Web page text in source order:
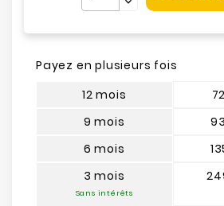
Payez en plusieurs fois
12 mois
9 mois
6 mois
3 mois
Sans intérêts